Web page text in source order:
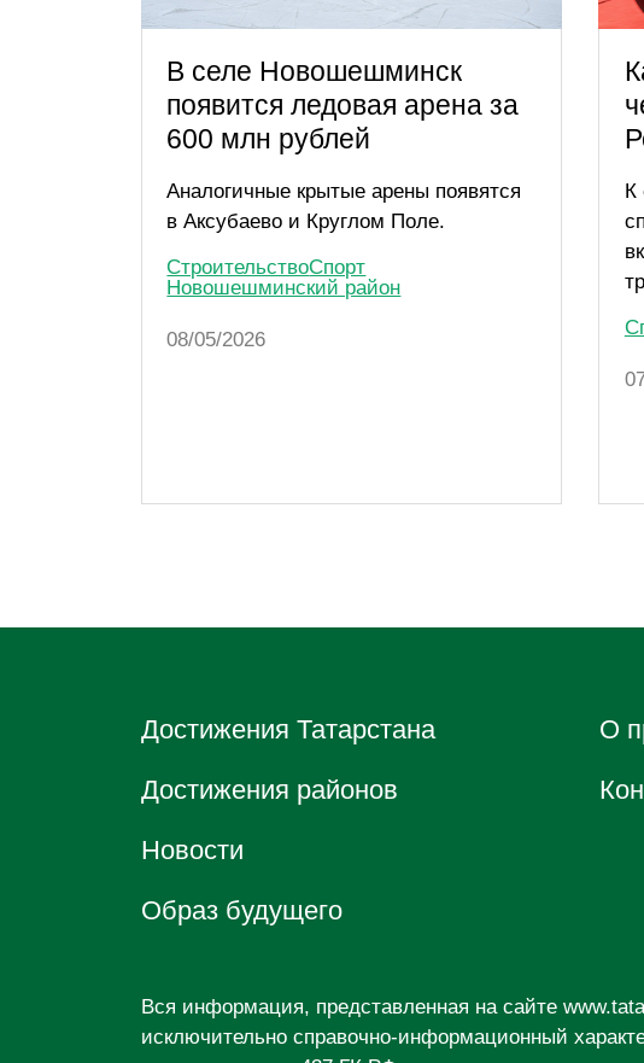
В селе Новошешминск
появится ледовая арена за
600 млн рублей
Аналогичные крытые арены появятся
в Аксубаево и Круглом Поле.
СтроительствоСпорт
Новошешминский район
08/05/2026
К
Достижения Татарстана
Достижения районов
Новости
Образ будущего
О
Вся информация, представленная на сайте
исключительно справочно-информационный